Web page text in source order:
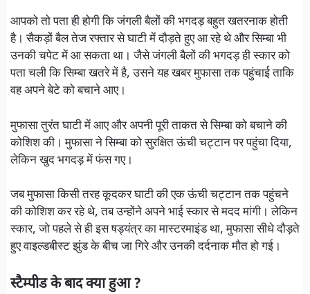
आपको तो पता ही होगी कि जंगली बैलों की भगदड़ बहुत खतरनाक होती
है। सैकड़ों बैल तेज रफ्तार से घाटी में दौड़ते हुए आ रहे थे और सिम्बा भी
उनकी चपेट में आ सकता था। जैसे जंगली बैलों की भगदड़ ही स्कार को
पता चली कि सिम्बा खतरे में है, उसने यह खबर मुफासा तक पहुंचाई ताकि
वह अपने बेटे को बचाने आए।
मुफासा तुरंत घाटी में आए और अपनी पूरी ताकत से सिम्बा को बचाने की
कोशिश की। मुफासा ने सिम्बा को सुरक्षित ऊंची चट्टान पर पहुंचा दिया,
लेकिन खुद भगदड़ में फंस गए।
जब मुफासा किसी तरह कूदकर घाटी की एक ऊंची चट्टान तक पहुंचने
की कोशिश कर रहे थे, तब उन्होंने अपने भाई स्कार से मदद मांगी। लेकिन
स्कार, जो पहले से ही इस षड्यंत्र का मास्टरमाइंड था, मुफासा सीधे दौड़ते
हुए वाइल्डबीस्ट झुंड के बीच जा गिरे और उनकी दर्दनाक मौत हो गई।
स्टैम्पीड के बाद क्या हुआ ?